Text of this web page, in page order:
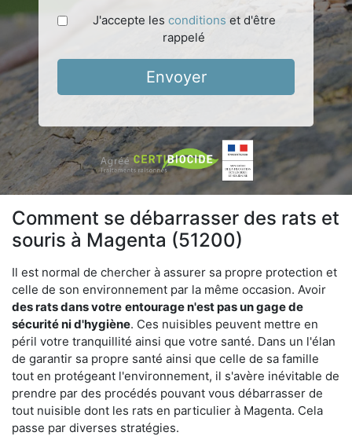
J'accepte les conditions et d'être
rappelé
Envoyer
Comment se débarrasser des rats et
souris à Magenta (51200)
Il est normal de chercher à assurer sa propre protection et
celle de son environnement par la même occasion. Avoir
des rats dans votre entourage n'est pas un gage de
sécurité ni d'hygiène. Ces nuisibles peuvent mettre en
péril votre tranquillité ainsi que votre santé. Dans un l'élan
de garantir sa propre santé ainsi que celle de sa famille
tout en protégeant l'environnement, il s'avère inévitable de
prendre par des procédés pouvant vous débarrasser de
tout nuisible dont les rats en particulier à Magenta. Cela
passe par diverses stratégies.